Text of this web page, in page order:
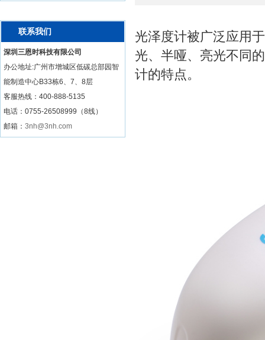
联系我们
深圳三恩时科技有限公司
办公地址:广州市增城区低碳总部园智
能制造中心B33栋6、7、8层
客服热线： 400-888-5135
电话：0755-26508999（8线）
邮箱： 3nh@3nh.com
光泽度计被广泛应用
光、半哑、亮光不同
计的特点。